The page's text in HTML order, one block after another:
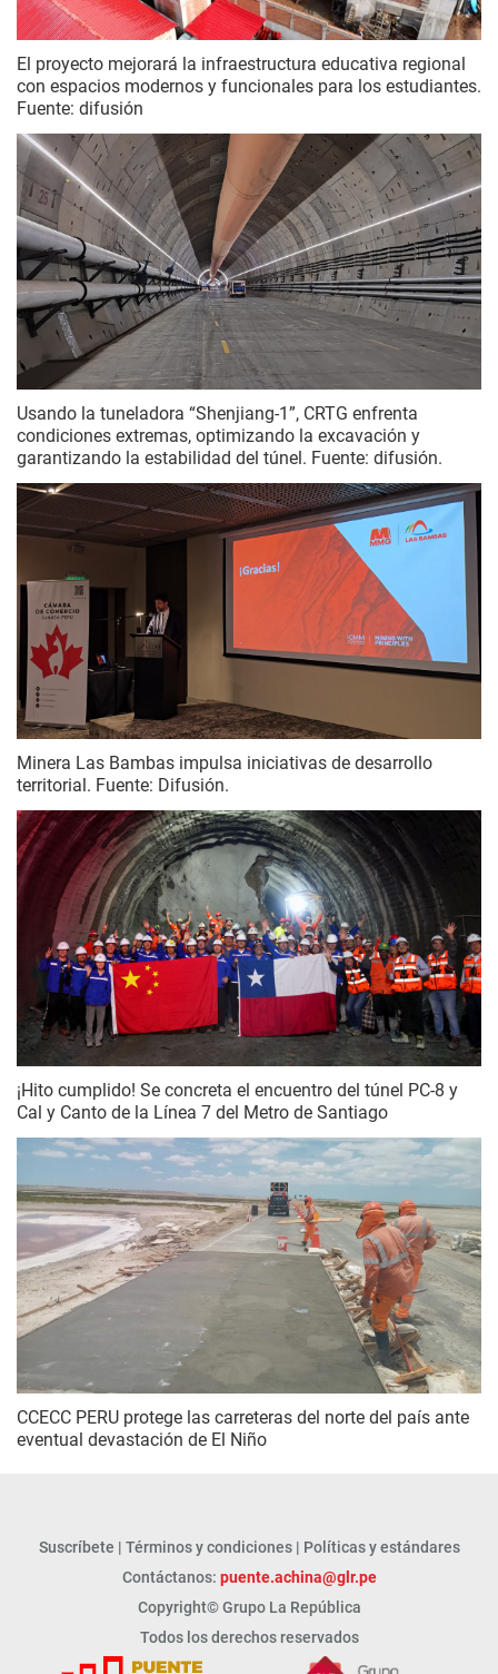
El proyecto mejorará la infraestructura educativa regional
con espacios modernos y funcionales para los estudiantes.
Fuente: difusión
Usando la tuneladora “Shenjiang-1”, CRTG enfrenta
condiciones extremas, optimizando la excavación y
garantizando la estabilidad del túnel. Fuente: difusión.
Minera Las Bambas impulsa iniciativas de desarrollo
territorial. Fuente: Difusión.
¡Hito cumplido! Se concreta el encuentro del túnel PC-8 y
Cal y Canto de la Línea 7 del Metro de Santiago
CCECC PERU protege las carreteras del norte del país ante
eventual devastación de El Niño
Suscríbete | Términos y condiciones| Políticas y estándares
Contáctanos: puente.achina@glr.pe
Copyright© Grupo La República
Todos los derechos reservados